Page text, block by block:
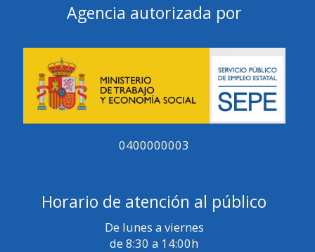
Agencia autorizada por
0400000003
Horario de atención al público
De lunes a viernes
de 8:30 a 14:00h